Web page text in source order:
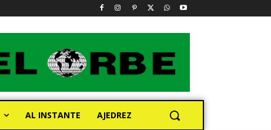
AL INSTANTE AJEDREZ